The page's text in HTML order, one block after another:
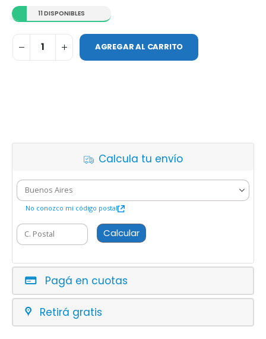
11 DISPONIBLES
AGREGAR AL CARRITO
Calcula tu envío
No conozco mi código postal
Calcular
Pagá en cuotas
Retirá gratis